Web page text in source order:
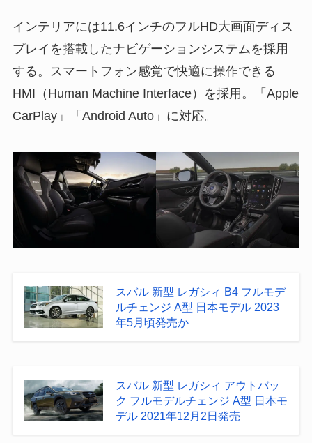
インテリアには11.6インチのフルHD大画面ディス
プレイを搭載したナビゲーションシステムを採用
する。スマートフォン感覚で快適に操作できる
HMI（Human Machine Interface）を採用。「Apple
CarPlay」「Android Auto」に対応。
スバル 新型 レガシィ B4 フルモデ
ルチェンジ A型 日本モデル 2023
年5月頃発売か
スバル 新型 レガシィ アウトバッ
ク フルモデルチェンジ A型 日本モ
デル 2021年12月2日発売